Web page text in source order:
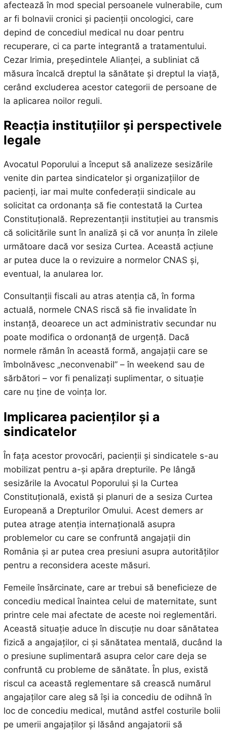
afectează în mod special persoanele vulnerabile, cum
ar fi bolnavii cronici și pacienții oncologici, care
depind de concediul medical nu doar pentru
recuperare, ci ca parte integrantă a tratamentului.
Cezar Irimia, președintele Alianței, a subliniat că
măsura încalcă dreptul la sănătate și dreptul la viață,
cerând excluderea acestor categorii de persoane de
la aplicarea noilor reguli.
Reacția instituțiilor și perspectivele
legale
Avocatul Poporului a început să analizeze sesizările
venite din partea sindicatelor și organizațiilor de
pacienți, iar mai multe confederații sindicale au
solicitat ca ordonanța să fie contestată la Curtea
Constituțională. Reprezentanții instituției au transmis
că solicitările sunt în analiză și că vor anunța în zilele
următoare dacă vor sesiza Curtea. Această acțiune
ar putea duce la o revizuire a normelor CNAS și,
eventual, la anularea lor.
Consultanții fiscali au atras atenția că, în forma
actuală, normele CNAS riscă să fie invalidate în
instanță, deoarece un act administrativ secundar nu
poate modifica o ordonanță de urgență. Dacă
normele rămân în această formă, angajații care se
îmbolnăvesc „neconvenabil” – în weekend sau de
sărbători – vor fi penalizați suplimentar, o situație
care nu ține de voința lor.
Implicarea pacienților și a
sindicatelor
În fața acestor provocări, pacienții și sindicatele s-au
mobilizat pentru a-și apăra drepturile. Pe lângă
sesizările la Avocatul Poporului și la Curtea
Constituțională, există și planuri de a sesiza Curtea
Europeană a Drepturilor Omului. Acest demers ar
putea atrage atenția internațională asupra
problemelor cu care se confruntă angajații din
România și ar putea crea presiuni asupra autorităților
pentru a reconsidera aceste măsuri.
Femeile însărcinate, care ar trebui să beneficieze de
concediu medical înaintea celui de maternitate, sunt
printre cele mai afectate de aceste noi reglementări.
Această situație aduce în discuție nu doar sănătatea
fizică a angajaților, ci și sănătatea mentală, ducând la
o presiune suplimentară asupra celor care deja se
confruntă cu probleme de sănătate. În plus, există
riscul ca această reglementare să crească numărul
angajaților care aleg să își ia concediu de odihnă în
loc de concediu medical, mutând astfel costurile bolii
pe umerii angajaților și lăsând angajatorii să